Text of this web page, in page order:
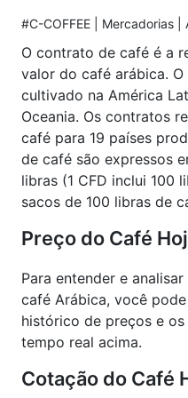
3. Desenvolver uma
Negociação
Analise
condições
geopolíticos e
que impactam os
Análise técnica:
padrões gráficos
pontos de entrada e
negociações.
Start Small:
tamanhos menores
potenciais,
#C-COFFEE | Mercadorias |
O contrato de café é a
valor do café arábica.
cultivado na América
Oceania. Os contratos
café para 19 países
de café são expressos
libras (1 CFD inclui 100
sacos de 100 libras de
Preço do Café
Para entender e
café Arábica, você
histórico de preços e
tempo real acima.
Cotação do Café